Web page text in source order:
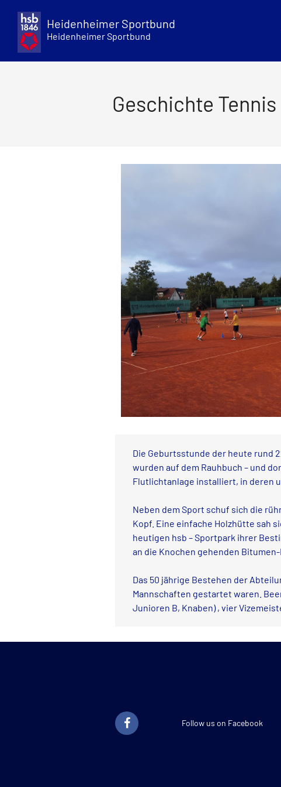
content
Heidenheimer Sportbund
Heidenheimer Sportbund
Geschichte Tennis
Die Geburtsstunde der heute rund
wurden auf dem Rauhbuch – und
Flutlichtanlage installiert, in deren
Neben dem Sport schuf sich die
Kopf. Eine einfache Holzhütte sah
heutigen hsb – Sportpark ihrer
an die Knochen gehenden
Das 50 jährige Bestehen der
Mannschaften gestartet waren.
Junioren B, Knaben) , vier
Follow us on Facebook